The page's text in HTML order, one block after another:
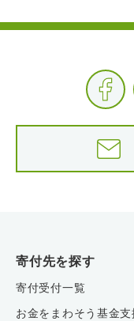
寄付先を探す
寄付受付一覧
お金をまわそう基金支